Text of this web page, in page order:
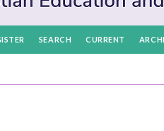
SEARCH CURRENT